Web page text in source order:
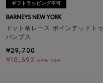
ギフトラッピング不可
BARNEYS NEW YORK
ドット柄レース ポインテッドトゥ
パンプス
¥29,700
¥10,692
64% OFF